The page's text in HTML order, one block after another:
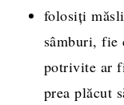
folosiți
sâmburi, fie
potrivite ar
prea plăcut